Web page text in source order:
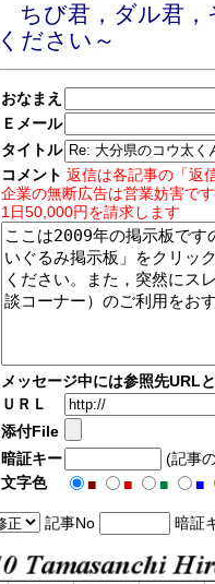
ちび君，ダル君，
ください～
おなまえ
Ｅメール
タイトル
コメント 返信は各記事の「返
企業の無断広告は営業妨害で
1日50,000円を請求します
メッセージ中には参照先URL
ＵＲＬ
添付File
暗証キー
(記事
文字色
■ ■ ■ ■
記事No 暗証